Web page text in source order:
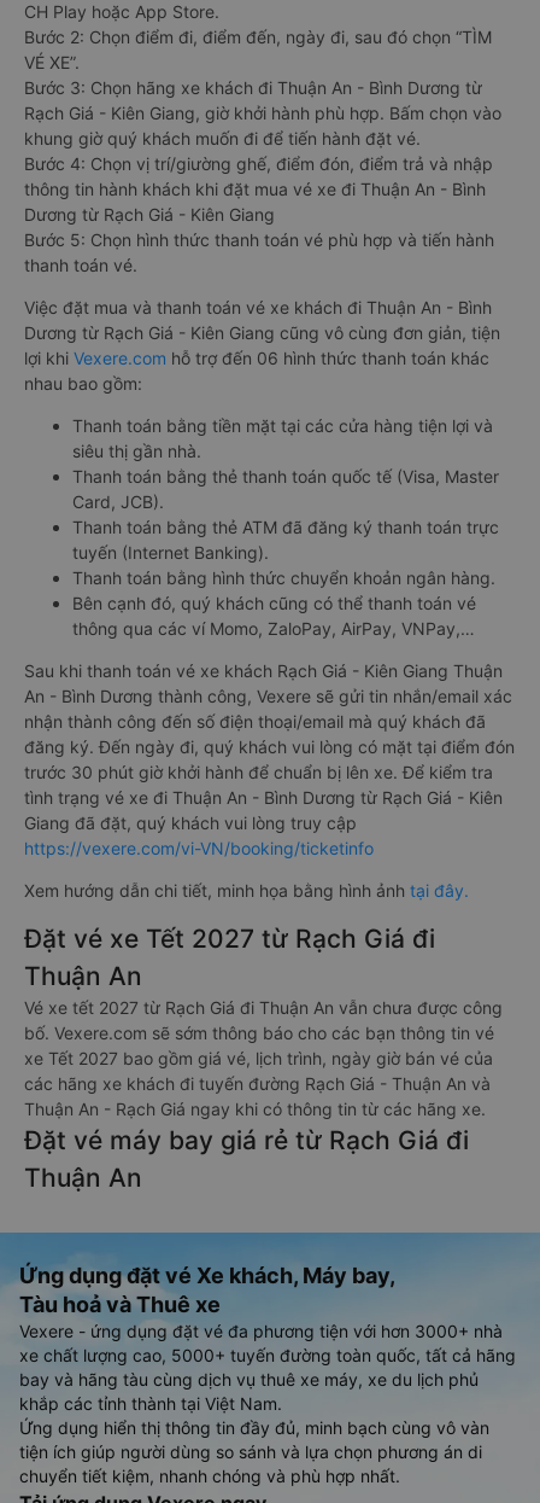
CH Play hoặc App Store.
Bước 2: Chọn điểm đi, điểm đến, ngày đi, sau đó chọn “TÌM
VÉ XE”.
Bước 3: Chọn hãng xe khách đi Thuận An - Bình Dương từ
Rạch Giá - Kiên Giang, giờ khởi hành phù hợp. Bấm chọn vào
khung giờ quý khách muốn đi để tiến hành đặt vé.
Bước 4: Chọn vị trí/giường ghế, điểm đón, điểm trả và nhập
thông tin hành khách khi đặt mua vé xe đi Thuận An - Bình
Dương từ Rạch Giá - Kiên Giang
Bước 5: Chọn hình thức thanh toán vé phù hợp và tiến hành
thanh toán vé.
Việc đặt mua và thanh toán vé xe khách đi Thuận An - Bình
Dương từ Rạch Giá - Kiên Giang cũng vô cùng đơn giản, tiện
lợi khi Vexere.com hỗ trợ đến 06 hình thức thanh toán khác
nhau bao gồm:
Thanh toán bằng tiền mặt tại các cửa hàng tiện lợi và
siêu thị gần nhà.
Thanh toán bằng thẻ thanh toán quốc tế (Visa, Master
Card, JCB).
Thanh toán bằng thẻ ATM đã đăng ký thanh toán trực
tuyến (Internet Banking).
Thanh toán bằng hình thức chuyển khoản ngân hàng.
Bên cạnh đó, quý khách cũng có thể thanh toán vé
thông qua các ví Momo, ZaloPay, AirPay, VNPay,…
Sau khi thanh toán vé xe khách Rạch Giá - Kiên Giang Thuận
An - Bình Dương thành công, Vexere sẽ gửi tin nhắn/email xác
nhận thành công đến số điện thoại/email mà quý khách đã
đăng ký. Đến ngày đi, quý khách vui lòng có mặt tại điểm đón
trước 30 phút giờ khởi hành để chuẩn bị lên xe. Để kiểm tra
tình trạng vé xe đi Thuận An - Bình Dương từ Rạch Giá - Kiên
Giang đã đặt, quý khách vui lòng truy cập
https://vexere.com/vi-VN/booking/ticketinfo
Xem hướng dẫn chi tiết, minh họa bằng hình ảnh tại đây.
Đặt vé xe Tết 2027 từ Rạch Giá đi
Thuận An
Vé xe tết 2027 từ Rạch Giá đi Thuận An vẫn chưa được công
bố. Vexere.com sẽ sớm thông báo cho các bạn thông tin vé
xe Tết 2027 bao gồm giá vé, lịch trình, ngày giờ bán vé của
các hãng xe khách đi tuyến đường Rạch Giá - Thuận An và
Thuận An - Rạch Giá ngay khi có thông tin từ các hãng xe.
Đặt vé máy bay giá rẻ từ Rạch Giá đi
Thuận An
Ứng dụng đặt vé Xe khách, Máy bay,
Tàu hoả và Thuê xe
Vexere - ứng dụng đặt vé đa phương tiện với hơn 3000+ nhà
xe chất lượng cao, 5000+ tuyến đường toàn quốc, tất cả hãng
bay và hãng tàu cùng dịch vụ thuê xe máy, xe du lịch phủ
khắp các tỉnh thành tại Việt Nam.
Ứng dụng hiển thị thông tin đầy đủ, minh bạch cùng vô vàn
tiện ích giúp người dùng so sánh và lựa chọn phương án di
chuyển tiết kiệm, nhanh chóng và phù hợp nhất.